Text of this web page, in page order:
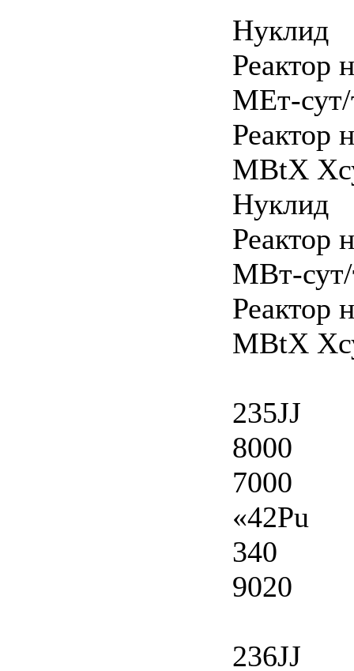
Нуклид
Реактор
МЕт-
Реактор
MBtX
Нуклид
Реактор
МВт-
Реактор
MBtX
235JJ
8000
7000
«42Pu
340
9020
236JJ